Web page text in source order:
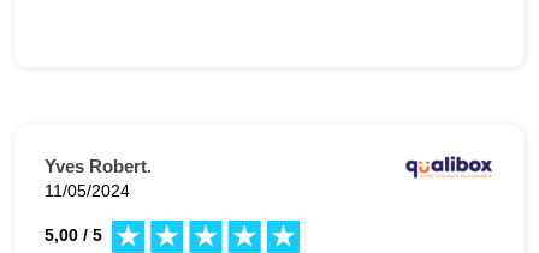
Yves Robert.
11/05/2024
5,00 / 5